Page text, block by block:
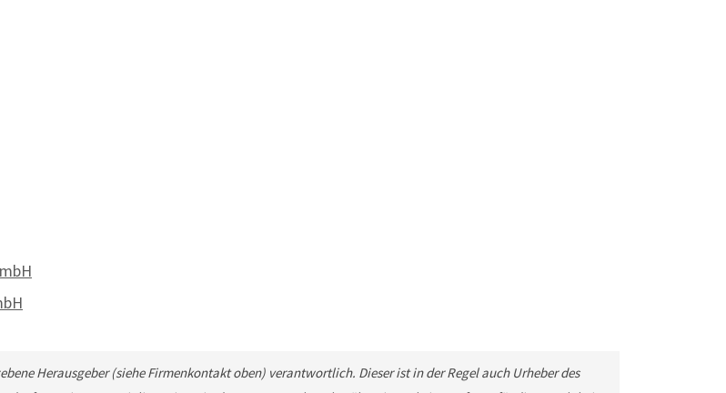
Herausgeber (siehe Firmenkontakt oben) verantwortlich. Dieser ist in der Regel auch Urheber des